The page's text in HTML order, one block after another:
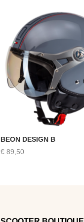
BEON DESIGN B
€ 89,50